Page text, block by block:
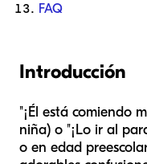
FAQ
Introducción
"¡Él está comiendo
niña) o "¡Lo ir al
o en edad